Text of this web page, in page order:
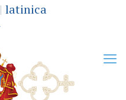
| latinica